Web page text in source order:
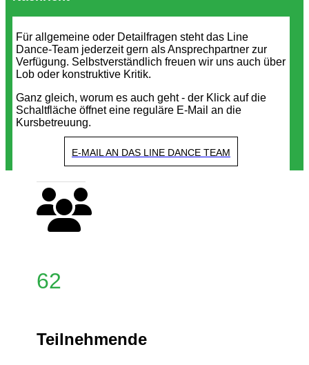
Für allgemeine oder Detailfragen steht das Line
Dance-Team jederzeit gern als Ansprechpartner zur
Verfügung. Selbstverständlich freuen wir uns auch über
Lob oder konstruktive Kritik.
Ganz gleich, worum es auch geht - der Klick auf die
Schaltfläche öffnet eine reguläre E-Mail an die
Kursbetreuung.
E-MAIL AN DAS LINE DANCE TEAM
62
Teilnehmende